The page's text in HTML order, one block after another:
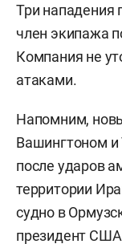
Три нападения
член экипажа
Компания не
атаками.
Напомним,
Вашингтоном и
после ударов
территории
судно в
президент